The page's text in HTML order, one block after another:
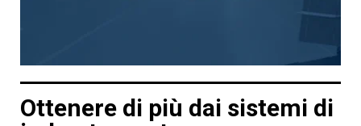
Ottenere di più dai sistemi di